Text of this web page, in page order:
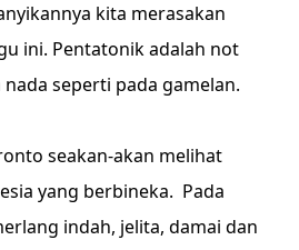
kita merasakan
ini. Pentatonik adalah not
seperti pada gamelan.
seakan-akan melihat
yang berbineka. Pada
indah, jelita, damai dan